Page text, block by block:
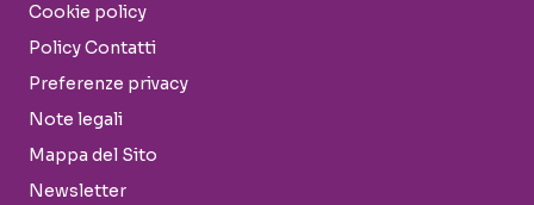
Cookie policy
Policy Contatti
Preferenze privacy
Note legali
Mappa del Sito
Newsletter